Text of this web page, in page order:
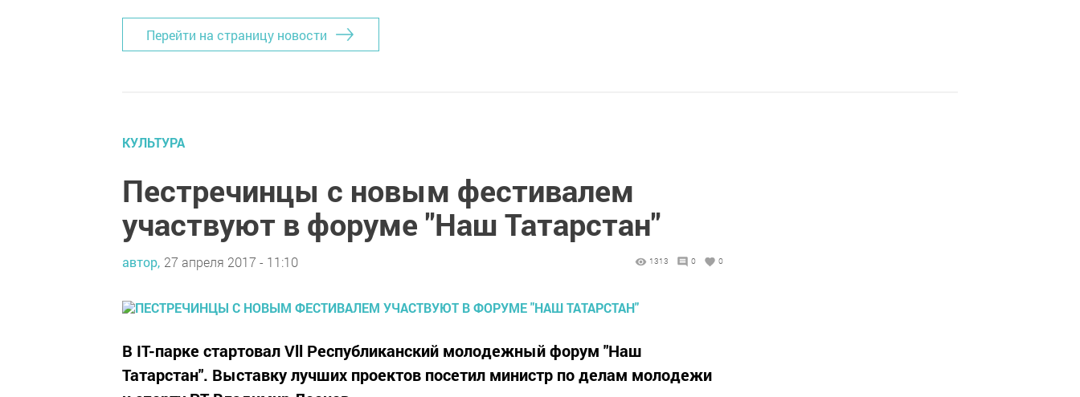
Перейти на страницу новости
КУЛЬТУРА
Пестречинцы с новым фестивалем
участвуют в форуме "Наш Татарстан"
автор, 27 апреля 2017 - 11:10 1313 0 0
В IT-парке стартовал Vll Республиканский молодежный форум "Наш
Татарстан". Выставку лучших проектов посетил министр по делам молодежи